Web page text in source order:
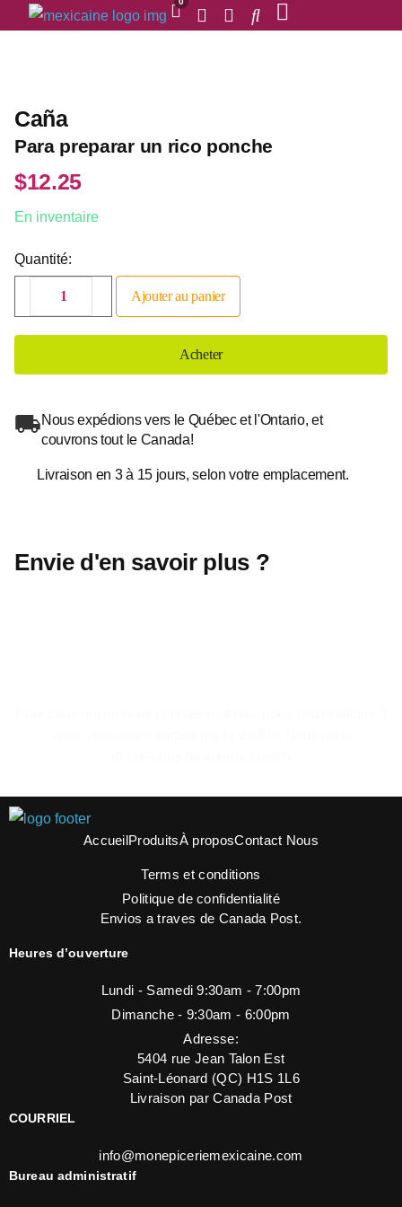
Caña
Para preparar un rico ponche
$12.25
En inventaire
Quantité:
Ajouter au panier
Acheter
Nous expédions vers le Québec et l'Ontario, et
couvrons tout le Canada!
Livraison en 3 à 15 jours, selon votre emplacement.
Envie d'en savoir plus ?
AccueilProduitsÀ proposContact Nous
Terms et conditions
Politique de confidentialité
Envios a traves de Canada Post.
Heures d’ouverture
Lundi - Samedi 9:30am - 7:00pm
Dimanche - 9:30am - 6:00pm
Adresse:
5404 rue Jean Talon Est
Saint-Léonard (QC) H1S 1L6
Livraison par Canada Post
COURRIEL
info@monepiceriemexicaine.com
Bureau administratif